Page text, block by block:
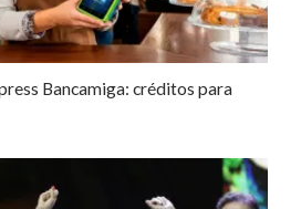
Bancamiga: créditos para